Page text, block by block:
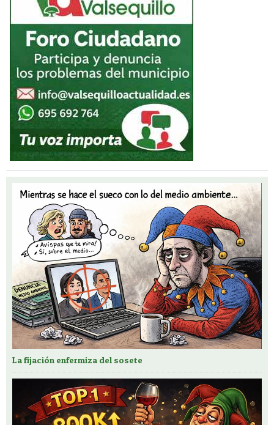
La fijación enfermiza del sosete